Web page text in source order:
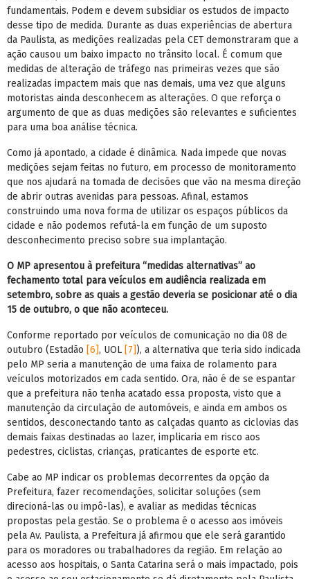
fundamentais. Podem e devem subsidiar os estudos de impacto
desse tipo de medida. Durante as duas experiências de abertura
da Paulista, as medições realizadas pela CET demonstraram que a
ação causou um baixo impacto no trânsito local. É comum que
medidas de alteração de tráfego nas primeiras vezes que são
realizadas impactem mais que nas demais, uma vez que alguns
motoristas ainda desconhecem as alterações. O que reforça o
argumento de que as duas medições são relevantes e suficientes
para uma boa análise técnica.
Como já apontado, a cidade é dinâmica. Nada impede que novas
medições sejam feitas no futuro, em processo de monitoramento
que nos ajudará na tomada de decisões que vão na mesma direção
de abrir outras avenidas para pessoas. Afinal, estamos
construindo uma nova forma de utilizar os espaços públicos da
cidade e não podemos refutá-la em função de um suposto
desconhecimento preciso sobre sua implantação.
O MP apresentou à prefeitura “medidas alternativas” ao
fechamento total para veículos em audiência realizada em
setembro, sobre as quais a gestão deveria se posicionar até o dia
15 de outubro, o que não aconteceu.
Conforme reportado por veículos de comunicação no dia 08 de
outubro (Estadão [6], UOL [7]), a alternativa que teria sido indicada
pelo MP seria a manutenção de uma faixa de rolamento para
veículos motorizados em cada sentido. Ora, não é de se espantar
que a prefeitura não tenha acatado essa proposta, visto que a
manutenção da circulação de automóveis, e ainda em ambos os
sentidos, desconectando tanto as calçadas quanto as ciclovias das
demais faixas destinadas ao lazer, implicaria em risco aos
pedestres, ciclistas, crianças, praticantes de esporte etc.
Cabe ao MP indicar os problemas decorrentes da opção da
Prefeitura, fazer recomendações, solicitar soluções (sem
direcioná-las ou impô-las), e avaliar as medidas técnicas
propostas pela gestão. Se o problema é o acesso aos imóveis
pela Av. Paulista, a Prefeitura já afirmou que ele será garantido
para os moradores ou trabalhadores da região. Em relação ao
acesso aos hospitais, o Santa Catarina será o mais impactado, pois